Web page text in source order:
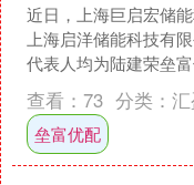
近日，上海巨启宏储能
上海启洋储能科技有
代表人均为陆建荣垒
均包含：储能技术服
研发；机械设备研发
查看： 73 分类：
垒富优配